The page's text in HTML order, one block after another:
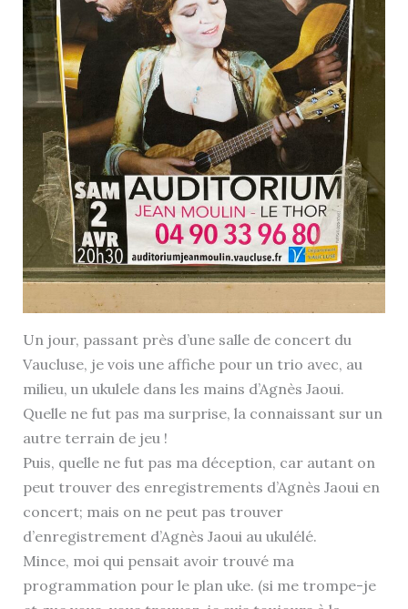
Un jour, passant près d’une salle de concert du
Vaucluse, je vois une affiche pour un trio avec, au
milieu, un ukulele dans les mains d’Agnès Jaoui.
Quelle ne fut pas ma surprise, la connaissant sur un
autre terrain de jeu !
Puis, quelle ne fut pas ma déception, car autant on
peut trouver des enregistrements d’Agnès Jaoui en
concert; mais on ne peut pas trouver
d’enregistrement d’Agnès Jaoui au ukulélé.
Mince, moi qui pensait avoir trouvé ma
programmation pour le plan uke. (si me trompe-je